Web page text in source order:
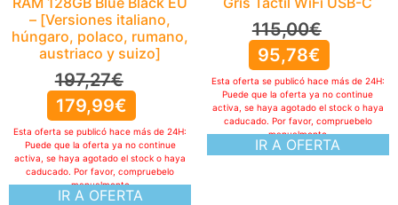
– [Versiones italiano,
húngaro, polaco, rumano,
austriaco y suizo]
197,27€
179,99€
IR A OFERTA
Esta oferta se publicó hace más de 24H:
Puede que la oferta ya no continue
activa, se haya agotado el stock o haya
caducado. Por favor, compruebelo
manualmente
115,00€
95,78€
IR A OFERTA
Esta oferta se publicó hace más de 24H:
Puede que la oferta ya no continue
activa, se haya agotado el stock o haya
caducado. Por favor, compruebelo
manualmente